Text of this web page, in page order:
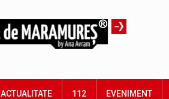
ACTUALITATE 112 EVENIMENT